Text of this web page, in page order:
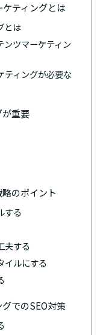
ティングとは
とは
ンツマーケティン
ティングが必要な
が重要
のポイント
する
夫する
イルにする
でのSEO対策